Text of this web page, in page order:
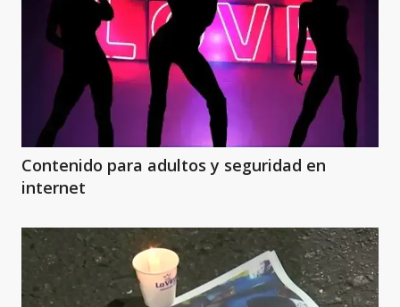
Contenido para adultos y seguridad en
internet